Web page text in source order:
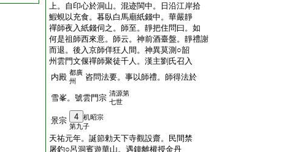
上。自印心於洞山。混迹閩中。日沿江岸拾
鰕蜆以充食。暮臥白馬廟紙錢中。華嚴靜
禪師夜入紙錢伺之。師至。靜把住問曰。如
何是祖師西來意。師云。神前酒臺盤。靜禮謝
而退。後入京師佯狂人間。神異莫測○韶
州雲門文偃禪師聚徒千人。漢主劉氏召入
内殿 都廣
州
咨問法要。事以師禮。師得法於
雪峯。號雲門宗 清源第
七世
景宗 4
机昭宗
第九子
天祐元年。誕節勅天下寺觀設齋。民間禁
屠釣○呂洞賓遊華山。遇鐘離權授金丹